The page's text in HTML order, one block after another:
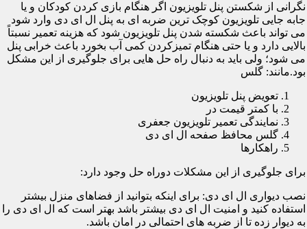
نگرانی از شکستن پنل تلویزیون اگر هنگام بازی کردن کودکان و یا
جابه جایی تلویزیون کوچک ترین ضربه ای به پنل ال ای دی وارد شود
می تواند باعث شکسته شدن پنل تلویزیون شود که هزینه تعمیر نسبتاً
بالایی دارد و یا حتی هنگام تمیزکردن کمی آب بخورد باعث خرابی پنل
می شود؛ ولی باید به دنبال راه حل هایی برای جلوگیری از این مشکل
بود.مانند: گلس
تعویض پنل تلویزیون
با کمتر قیمت در
نمایندگی تعمیر تلویزیون جعفری
گلس محافظ صفحه ال ای دی
راهکارها
برای جلوگیری از این مشکلات دوراه حل وجود دارد:
نصب دیواری ال ای دی: برای اینکه بتوانید از فضاهای منزل بیشتر
استفاده کنید و امنیت ال ای دی بیشتر باشد بهتر است که ال ای دی را
به دیوار زده تا از ضربه های احتمالی در امان باشد.